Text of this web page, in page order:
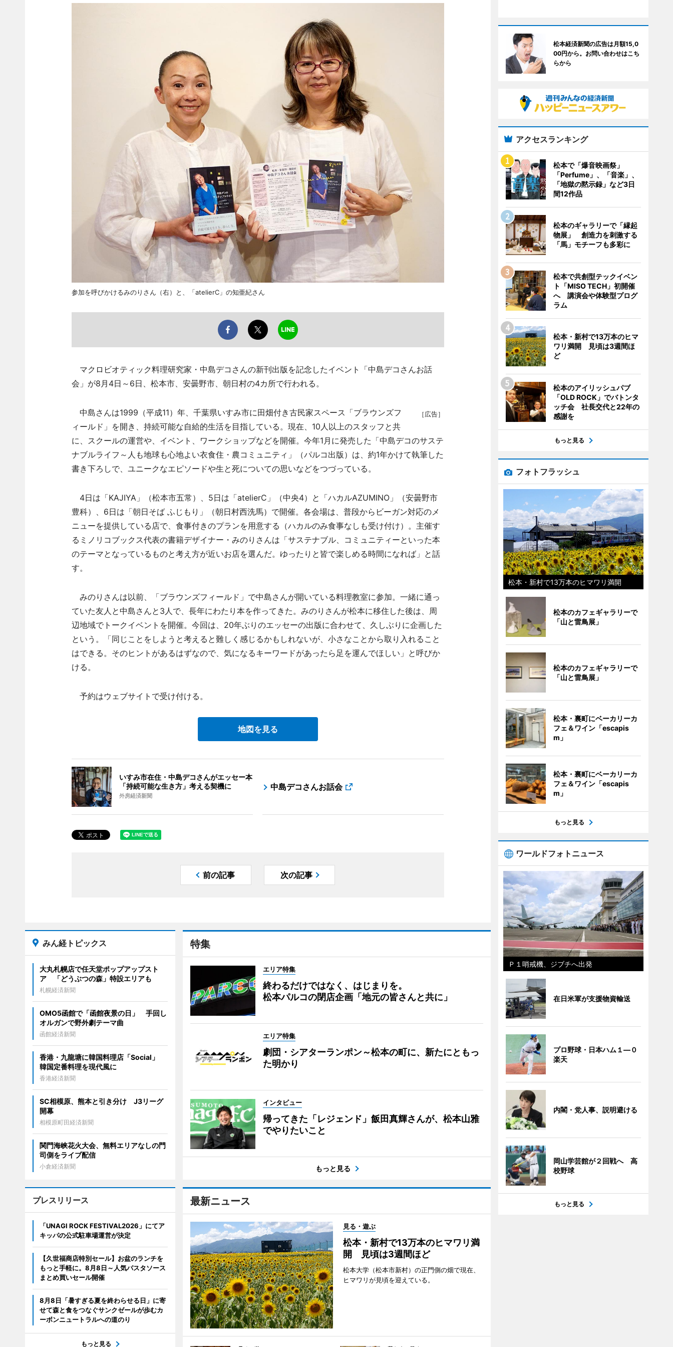
参加を呼びかけるみのりさん（右）と、「atelierC」の知亜紀さん
マクロビオティック料理研究家・中島デコさんの新刊出版を記念したイベント「中島デコさんお話
会」が8月4日～6日、松本市、安曇野市、朝日村の4カ所で行われる。
［広告］
中島さんは1999（平成11）年、千葉県いすみ市に田畑付き古民家スペース「ブラウンズフ
ィールド」を開き、持続可能な自給的生活を目指している。現在、10人以上のスタッフと共
に、スクールの運営や、イベント、ワークショップなどを開催。今年1月に発売した「中島デコのサステ
ナブルライフ～人も地球も心地よい衣食住・農コミュニティ」（パルコ出版）は、約1年かけて執筆した
書き下ろしで、ユニークなエピソードや生と死についての思いなどをつづっている。
4日は「KAJIYA」（松本市五常）、5日は「atelierC」（中央4）と「ハカルAZUMINO」（安曇野市
豊科）、6日は「朝日そば ふじもり」（朝日村西洗馬）で開催。各会場は、普段からビーガン対応のメ
ニューを提供している店で、食事付きのプランを用意する（ハカルのみ食事なしも受け付け）。主催す
るミノリコブックス代表の書籍デザイナー・みのりさんは「サステナブル、コミュニティーといった本
のテーマとなっているものと考え方が近いお店を選んだ。ゆったりと皆で楽しめる時間になれば」と話
す。
みのりさんは以前、「ブラウンズフィールド」で中島さんが開いている料理教室に参加。一緒に通っ
ていた友人と中島さんと3人で、長年にわたり本を作ってきた。みのりさんが松本に移住した後は、周
辺地域でトークイベントを開催。今回は、20年ぶりのエッセーの出版に合わせて、久しぶりに企画した
という。「同じことをしようと考えると難しく感じるかもしれないが、小さなことから取り入れること
はできる。そのヒントがあるはずなので、気になるキーワードがあったら足を運んでほしい」と呼びか
ける。
予約はウェブサイトで受け付ける。
地図を見る
いすみ市在住・中島デコさんがエッセー本
「持続可能な生き方」考える契機に
外房経済新聞
中島デコさんお話会
前の記事 次の記事
特集
エリア特集
終わるだけではなく、はじまりを。
松本パルコの閉店企画「地元の皆さんと共に」
エリア特集
劇団・シアターランポン～松本の町に、新たにともっ
た明かり
インタビュー
帰ってきた「レジェンド」飯田真輝さんが、松本山雅
でやりたいこと
もっと見る
最新ニュース
見る・遊ぶ
松本・新村で13万本のヒマワリ満
開 見頃は3週間ほど
松本大学（松本市新村）の正門側の畑で現在、
ヒマワリが見頃を迎えている。
みん経トピックス
大丸札幌店で任天堂ポップアップスト
ア 「どうぶつの森」特設エリアも
札幌経済新聞
OMO5函館で「函館夜景の日」 手回し
オルガンで野外劇テーマ曲
函館経済新聞
香港・九龍塘に韓国料理店「Social」
韓国定番料理を現代風に
香港経済新聞
SC相模原、熊本と引き分け J3リーグ
開幕
相模原町田経済新聞
関門海峡花火大会、無料エリアなしの門
司側をライブ配信
小倉経済新聞
プレスリリース
「UNAGI ROCK FESTIVAL2026」にてア
キッパの公式駐車場運営が決定
【久世福商店特別セール】お盆のランチを
もっと手軽に。8月8日～人気パスタソース
まとめ買いセール開催
8月8日「暑すぎる夏を終わらせる日」に寄
せて森と食をつなぐサンクゼールが歩むカ
ーボンニュートラルへの道のり
もっと見る
松本経済新聞の広告は月額15,0
00円から。お問い合わせはこち
らから
アクセスランキング
松本で「爆音映画祭」
「Perfume」、「音楽」、
「地獄の黙示録」など3日
間12作品
松本のギャラリーで「縁起
物展」 創造力を刺激する
「馬」モチーフも多彩に
松本で共創型テックイベン
ト「MISO TECH」初開催
へ 講演会や体験型プログ
ラム
松本・新村で13万本のヒマ
ワリ満開 見頃は3週間ほ
ど
松本のアイリッシュパブ
「OLD ROCK」でバトンタ
ッチ会 社長交代と22年の
感謝を
もっと見る
フォトフラッシュ
松本・新村で13万本のヒマワリ満開
松本のカフェギャラリーで
「山と雷鳥展」
松本のカフェギャラリーで
「山と雷鳥展」
松本・裏町にベーカリーカ
フェ＆ワイン「escapis
m」
松本・裏町にベーカリーカ
フェ＆ワイン「escapis
m」
もっと見る
ワールドフォトニュース
Ｐ１哨戒機、ジブチへ出発
在日米軍が支援物資輸送
プロ野球・日本ハム１―０
楽天
内閣・党人事、説明避ける
岡山学芸館が２回戦へ 高
校野球
もっと見る